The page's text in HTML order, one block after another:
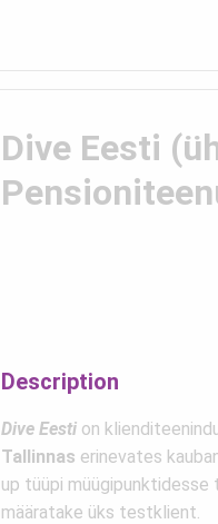
Dive Eesti
Description
Dive Eesti on
Tallinnas erinevates
up tüüpi
määratake üks testklient.